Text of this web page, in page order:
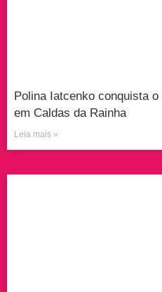
Polina Iatcenko conquista
em Caldas da Rainha
Leia mais »